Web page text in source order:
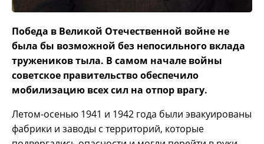
Победа в Великой Отечественной войне не
была бы возможной без непосильного вклада
тружеников тыла. В самом начале войны
советское правительство обеспечило
мобилизацию всех сил на отпор врагу.
Летом-осенью 1941 и 1942 года были эвакуированы
фабрики и заводы с территорий, которые